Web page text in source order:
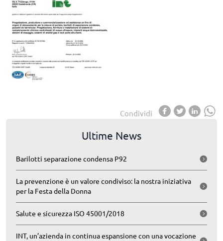
Condividi
Ultime News
Barilotti separazione condensa P92
La prevenzione è un valore condiviso: la nostra iniziativa
per la Festa della Donna
Salute e sicurezza ISO 45001/2018
INT, un’azienda in continua espansione con una vocazione